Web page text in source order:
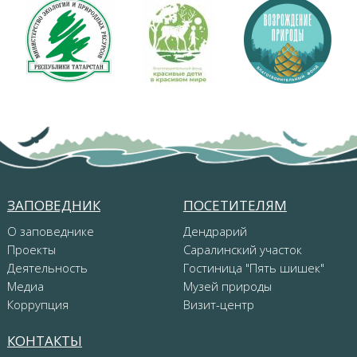
ЗАПОВЕДНИК
О заповеднике
Проекты
Деятельность
Медиа
Коррупция
ПОСЕТИТЕЛЯМ
Дендрарий
Саралинский участок
Гостиница "Пять шишек"
Музей природы
Визит-центр
КОНТАКТЫ